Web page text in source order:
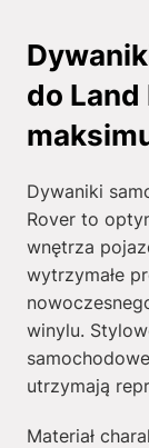
do Land
Dywaniki
Rover to
wnętrza
wytrzymałe
winylu.
utrzymają
Materiał